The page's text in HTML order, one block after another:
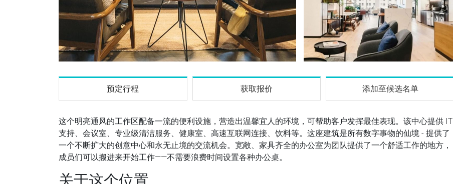
预定行程 获取报价 添加至候选名单
这个明亮通风的工作区配备一流的便利设施，营造出温馨宜人的环境，可帮助客户发挥最佳表现。该中心提供 IT
支持、会议室、专业级清洁服务、健康室、高速互联网连接、饮料等。这座建筑是所有数字事物的仙境 - 提供了
一个不断扩大的创意中心和永无止境的交流机会。宽敞、家具齐全的办公室为团队提供了一个舒适工作的地方，
成员们可以搬进来开始工作——不需要浪费时间设置各种办公桌。
关于这个位置